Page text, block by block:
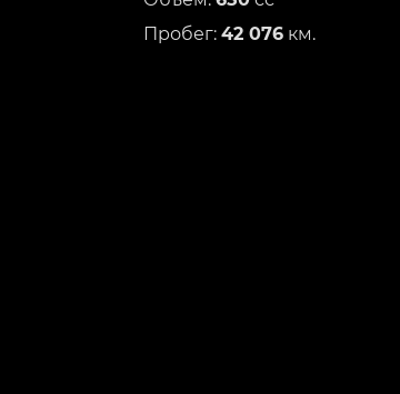
Пробег: 42 076 км.